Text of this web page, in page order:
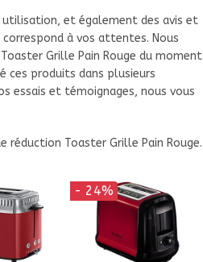
et également des avis et
à vos attentes. Nous
Grille Pain Rouge du moment
ces produits dans plusieurs
essais et témoignages, nous vous
Toaster Grille Pain Rouge.
- 24%